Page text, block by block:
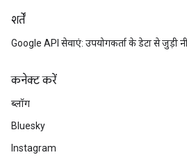
शर्तें
Google API सेवाएं: उपयोगकर्ता के डेटा से जुड़ी
कनेक्ट करें
ब्लॉग
Bluesky
Instagram